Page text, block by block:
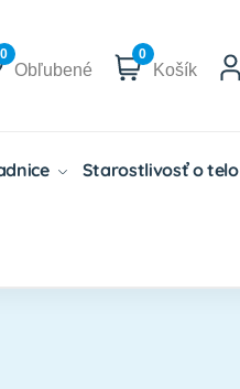
0
Obľubené
0
Košík
Starostlivosť o telo